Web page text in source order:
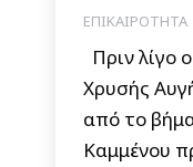
ΕΠΙΚΑΙΡΟΤΗΤΑ
Πριν λίγο
Χρυσής
από το
Καμμένου